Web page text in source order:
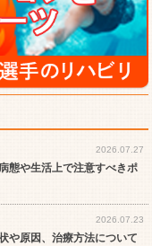
2026.07.27
態や生活上で注意すべきポ
2026.07.23
や原因、治療方法について